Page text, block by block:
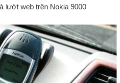
lướt web trên Nokia 9000